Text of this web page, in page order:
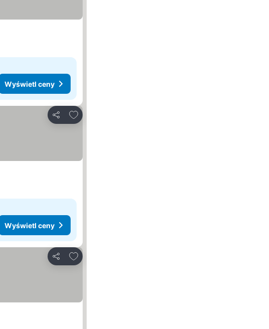
Wyświetl ceny
Udostępnij
Dodaj do ulubionych
Wyświetl ceny
Udostępnij
Dodaj do ulubionych